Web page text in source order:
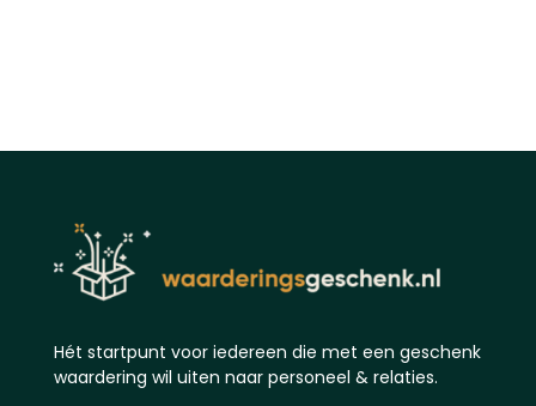
Hét startpunt voor iedereen die met een geschenk
waardering wil uiten naar personeel & relaties.